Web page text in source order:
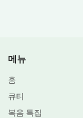
까지나 변함없이
느냐? ‘예수’라
시대도 끝내는 이
의 은혜가 시대를
겠느냐? 지금 네
메뉴
홈
큐티
복음 특집